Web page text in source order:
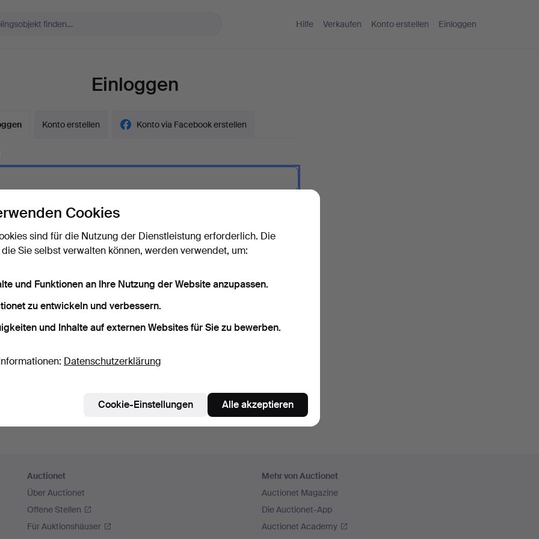
Hilfe Verkaufen Konto erstellen Einloggen
Einloggen
Konto erstellen Konto via Facebook erstellen
vergessen?
speichern
Auctionet
Über Auctionet
Offene Stellen
Für Auktionshäuser
Mehr von Auctionet
Auctionet Magazine
Die Auctionet-App
Auctionet Academy
Cookies
sind für die Nutzung der Dienstleistung erforderlich. Die
Sie selbst verwalten können, werden verwendet, um:
und Funktionen an Ihre Nutzung der Website anzupassen.
zu entwickeln und verbessern.
und Inhalte auf externen Websites für Sie zu bewerben.
Datenschutzerklärung
Cookie-Einstellungen Alle akzeptieren